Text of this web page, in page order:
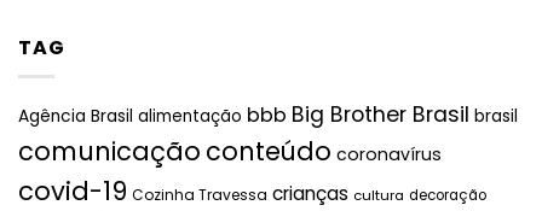
TAG
Agência Brasil alimentação bbb Big Brother Brasil brasil
comunicação conteúdo coronavírus
covid-19 Cozinha Travessa crianças cultura decoração